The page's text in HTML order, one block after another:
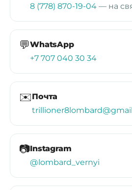
8 (778) 870-19-04 — на
💬WhatsApp
+7 707 040 30 34
✉️Почта
📷Instagram
@lombard_vernyi